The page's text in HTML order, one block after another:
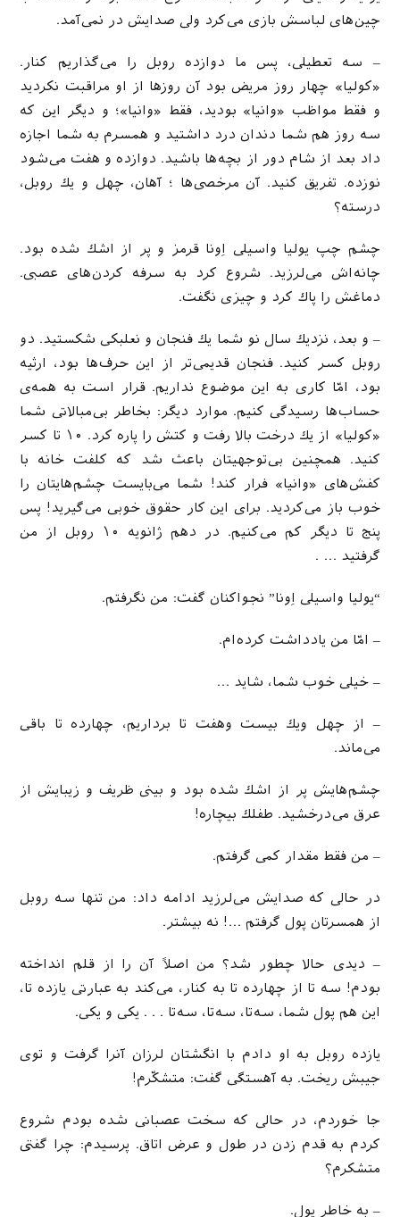
چین‌‌های لباسش بازی می‌‌‌كرد ولی صدایش در نمی‌‌‌آمد.
– سه تعطیلی، پس ما دوازده روبل را می‌‌‌گذاریم كنار.
«كولیا» چهار روز مریض بود آن روزها از او مراقبت نكردید
و فقط مواظب «وانیا» بودید، فقط «وانیا»؛ و دیگر این كه
سه روز هم شما دندان درد داشتید و همسرم به شما اجازه
داد بعد از شام دور از بچه‌‌‌ها باشید. دوازده و هفت می‌‌شود
نوزده. تفریق كنید. آن مرخصی‌‌‌ها ؛ آهان، چهل و یك‌ ‌روبل،
درسته؟
چشم چپ یولیا واسیلی ‌‌‌‌اِونا قرمز و پر از اشك شده بود.
چانه‌‌‌اش می‌‌لرزید. شروع كرد به سرفه كردن‌‌‌‌های عصبی.
دماغش را پاك كرد و چیزی نگفت.
– و بعد، نزدیك سال نو شما یك فنجان و نعلبكی شكستید. دو
روبل كسر كنید. فنجان قدیمی‌‌‌تر از این حرف‌‌‌ها بود، ارثیه
بود، امّا كاری به این موضوع نداریم. قرار است به همه‌ی
حساب‌‌‌‌ها رسیدگی كنیم. موارد دیگر: بخاطر بی‌‌‌‌مبالاتی شما
«كولیا» از یك درخت بالا رفت و كتش را پاره كرد. ۱۰ تا كسر
كنید. همچنین بی‌‌‌‌توجهیتان باعث شد كه كلفت خانه با
كفش‌‌‌های «وانیا» فرار كند! شما می‌‌بایست چشم‌‌هایتان را
خوب باز می‌‌‌‌كردید. برای این كار حقوق خوبی می‌‌‌گیرید! پس
پنج تا دیگر كم می‌‌كنیم. در دهم ژانویه ۱۰ روبل از من
گرفتید … .
“یولیا واسیلی ‌‌‌‌‌‌اِونا” نجواكنان گفت: من نگرفتم.
– امّا من یادداشت كرده‌‌‌ام.
– خیلی خوب شما، شاید …
– از چهل ویك بیست وهفت تا برداریم، چهارده تا باقی
می‌‌‌ماند.
چشم‌‌‌هایش پر از اشك شده بود و بینی ظریف و زیبایش از
عرق می‌‌‌درخشید. طفلك بیچاره!
– من فقط مقدار كمی گرفتم.
در حالی كه صدایش می‌‌‌لرزید ادامه داد: من تنها سه روبل
از همسرتان پول گرفتم …! نه بیشتر.
– دیدی حالا چطور شد؟ من اصلاً آن را از قلم انداخته
بودم! سه تا از چهارده تا به كنار، می‌‌‌كند به عبارتی یازده تا،
این هم پول شما، سه‌‌‌تا، سه‌‌‌تا، سه‌‌‌تا . . . یكی و یكی.
یازده روبل به او دادم با انگشتان لرزان آنرا گرفت و توی
جیبش ریخت. به آهستگی گفت: متشكّرم!
جا خوردم، در حالی كه سخت عصبانی شده بودم شروع
كردم به قدم زدن در طول و عرض اتاق. پرسیدم: چرا گفتی
متشكرم؟
– به خاطر پول.